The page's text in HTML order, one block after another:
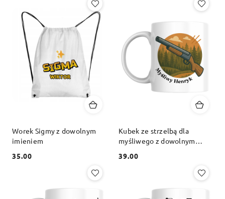
Worek Sigmy z dowolnym
imieniem
Cena:
35.00
Kubek ze strzelbą dla
myśliwego z dowolnym
Cena:
39.00